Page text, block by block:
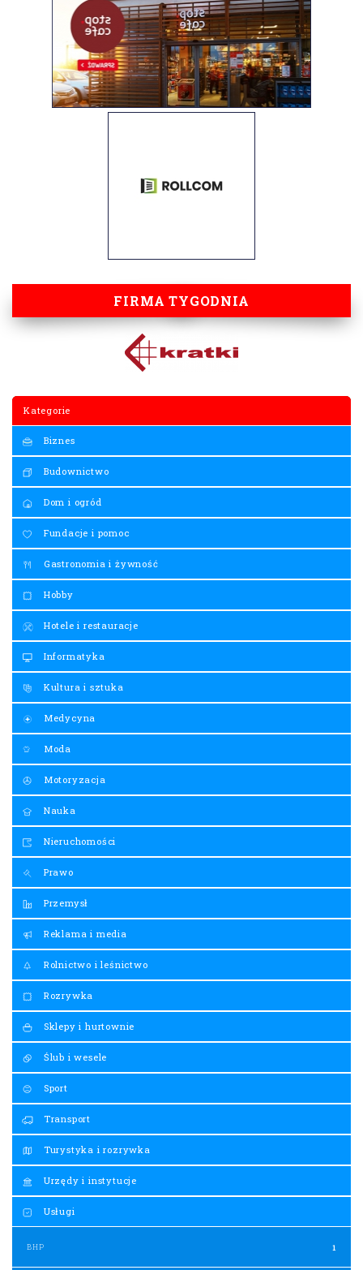
FIRMA TYGODNIA
Kategorie
Biznes
Budownictwo
Dom i ogród
Fundacje i pomoc
Gastronomia i żywność
Hobby
Hotele i restauracje
Informatyka
Kultura i sztuka
Medycyna
Moda
Motoryzacja
Nauka
Nieruchomości
Prawo
Przemysł
Reklama i media
Rolnictwo i leśnictwo
Rozrywka
Sklepy i hurtownie
Ślub i wesele
Sport
Transport
Turystyka i rozrywka
Urzędy i instytucje
Usługi
BHP 1